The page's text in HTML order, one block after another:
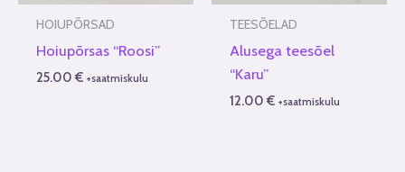
HOIUPÕRSAD
Hoiupõrsas “Roosi”
25.00€ +saatmiskulu
TEESÕELAD
Alusega teesõel
“Karu”
12.00€ +saatmiskulu